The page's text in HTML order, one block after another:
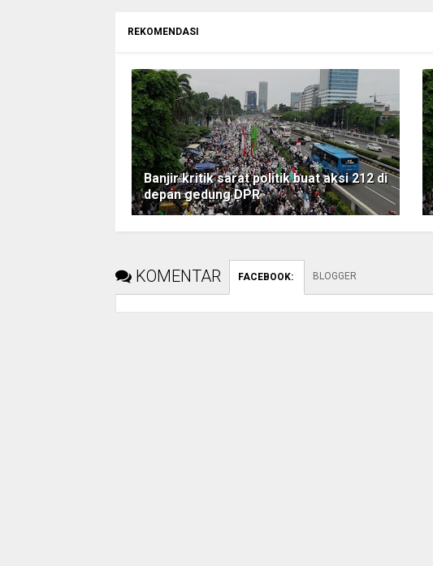
REKOMENDASI
Banjir kritik sarat politik buat aksi 212 di
depan gedung DPR
KOMENTAR FACEBOOK: BLOGGER